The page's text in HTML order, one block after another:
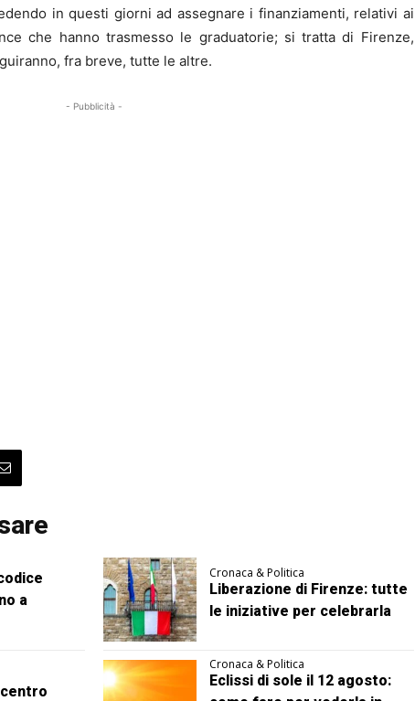
in questi giorni ad assegnare i finanziamenti, relativi ai
che hanno trasmesso le graduatorie; si tratta di Firenze,
fra breve, tutte le altre.
- Pubblicità -
a
Cronaca & Politica
Liberazione di Firenze: tutte
le iniziative per celebrarla
Cronaca & Politica
Eclissi di sole il 12 agosto: